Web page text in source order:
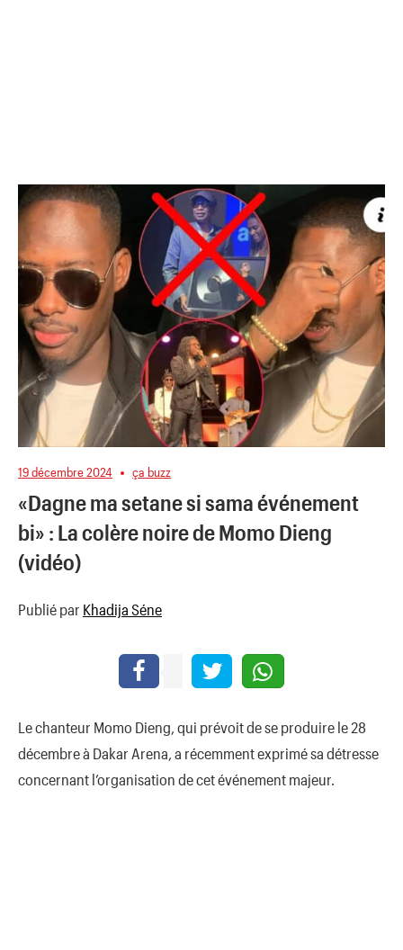
19 décembre 2024 ça buzz
«Dagne ma setane si sama événement
bi» : La colère noire de Momo Dieng
(vidéo)
Publié par Khadija Séne
Le chanteur Momo Dieng, qui prévoit de se produire le 28
décembre à Dakar Arena, a récemment exprimé sa détresse
concernant l’organisation de cet événement majeur.